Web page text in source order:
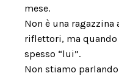
mese.
Non è una
riflettori, ma quando
spesso “lui”.
Non stiamo